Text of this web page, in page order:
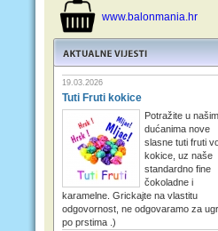
www.balonmania.hr
19.03.2026
Tuti Fruti kokice
Potražite u našim
dućanima nove
slasne tuti fruti
kokice, uz naše
standardno fine
čokoladne i
karamelne. Grickajte na vlastitu
odgovornost, ne odgovaramo za
po prstima .)